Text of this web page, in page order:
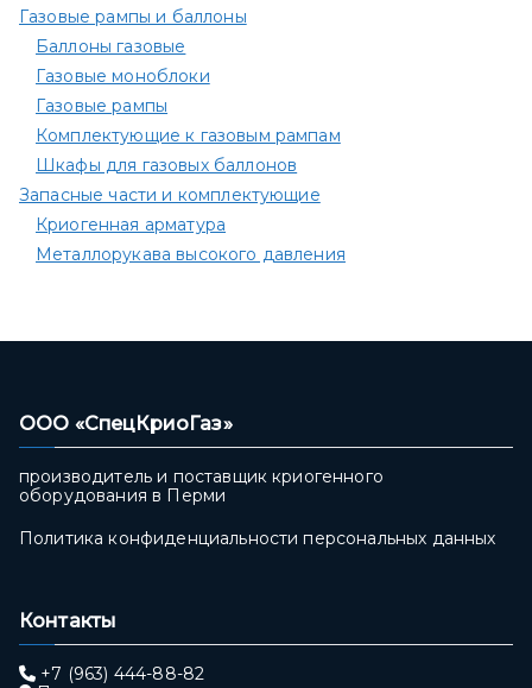
Газовые рампы и баллоны
Баллоны газовые
Газовые моноблоки
Газовые рампы
Комплектующие к газовым рампам​
Шкафы для газовых баллонов
Запасные части и комплектующие
Криогенная арматура
Металлорукава высокого давления
ООО «СпецКриоГаз»
производитель и поставщик криогенного
оборудования в Перми
Политика конфиденциальности персональных данных
Контакты
+7 (963) 444-88-82